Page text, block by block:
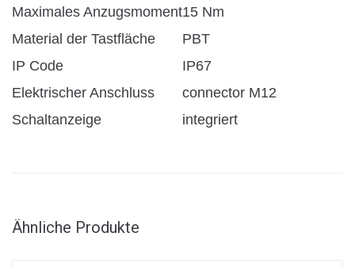
Maximales Anzugsmoment15 Nm
Material der Tastfläche
PBT
IP Code
IP67
Elektrischer Anschluss
connector M12
Schaltanzeige
integriert
Ähnliche Produkte